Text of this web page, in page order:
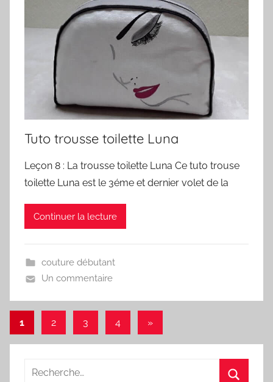
Tuto trousse toilette Luna
Leçon 8 : La trousse toilette Luna Ce tuto trouse
toilette Luna est le 3éme et dernier volet de la
Continuer la lecture
couture débutant
Un commentaire
Pagination
des
publications
1 2 3 4
Articles
»
Recherche